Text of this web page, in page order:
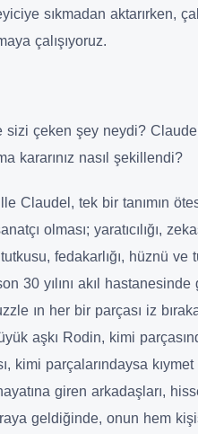
sıkmadan aktarırken,
çalışıyoruz.
sizi çeken şey neydi?
kararınız nasıl şekillendi?
Claudel, tek bir tanımın
olması; yaratıcılığı,
fedakarlığı, hüznü ve
30 yılını akıl
ın her bir parçası iz
aşkı Rodin, kimi
kimi parçalarındaysa
giren arkadaşları,
geldiğinde, onun hem